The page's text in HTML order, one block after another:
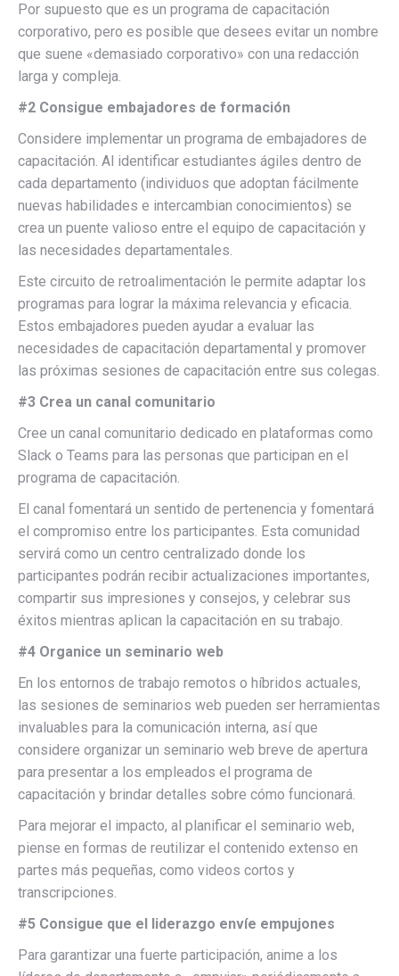
Por supuesto que es un programa de capacitación
corporativo, pero es posible que desees evitar un nombre
que suene «demasiado corporativo» con una redacción
larga y compleja.
#2 Consigue embajadores de formación
Considere implementar un programa de embajadores de
capacitación. Al identificar estudiantes ágiles dentro de
cada departamento (individuos que adoptan fácilmente
nuevas habilidades e intercambian conocimientos) se
crea un puente valioso entre el equipo de capacitación y
las necesidades departamentales.
Este circuito de retroalimentación le permite adaptar los
programas para lograr la máxima relevancia y eficacia.
Estos embajadores pueden ayudar a evaluar las
necesidades de capacitación departamental y promover
las próximas sesiones de capacitación entre sus colegas.
#3 Crea un canal comunitario
Cree un canal comunitario dedicado en plataformas como
Slack o Teams para las personas que participan en el
programa de capacitación.
El canal fomentará un sentido de pertenencia y fomentará
el compromiso entre los participantes. Esta comunidad
servirá como un centro centralizado donde los
participantes podrán recibir actualizaciones importantes,
compartir sus impresiones y consejos, y celebrar sus
éxitos mientras aplican la capacitación en su trabajo.
#4 Organice un seminario web
En los entornos de trabajo remotos o híbridos actuales,
las sesiones de seminarios web pueden ser herramientas
invaluables para la comunicación interna, así que
considere organizar un seminario web breve de apertura
para presentar a los empleados el programa de
capacitación y brindar detalles sobre cómo funcionará.
Para mejorar el impacto, al planificar el seminario web,
piense en formas de reutilizar el contenido extenso en
partes más pequeñas, como videos cortos y
transcripciones.
#5 Consigue que el liderazgo envíe empujones
Para garantizar una fuerte participación, anime a los